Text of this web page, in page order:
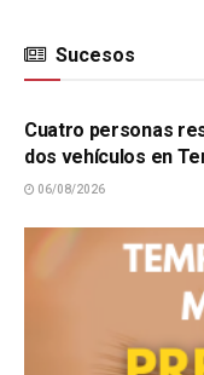
Sucesos
SUCESOS
Cuatro personas
dos vehículos en
06/08/2026